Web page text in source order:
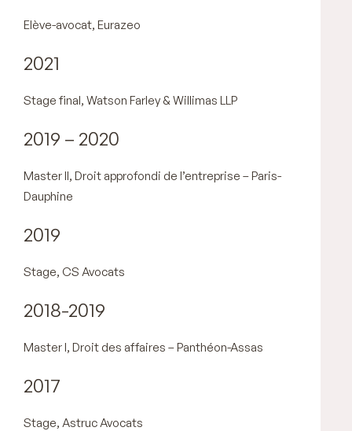
Elève-avocat, Eurazeo
2021
Stage final, Watson Farley & Willimas LLP
2019 – 2020
Master II, Droit approfondi de l’entreprise – Paris-
Dauphine
2019
Stage, CS Avocats
2018-2019
Master I, Droit des affaires – Panthéon-Assas
2017
Stage, Astruc Avocats